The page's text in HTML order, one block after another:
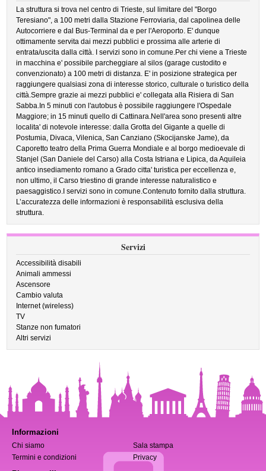
La struttura si trova nel centro di Trieste, sul limitare del "Borgo
Teresiano", a 100 metri dalla Stazione Ferroviaria, dal capolinea delle
Autocorriere e dal Bus-Terminal da e per l'Aeroporto. E' dunque
ottimamente servita dai mezzi pubblici e prossima alle arterie di
entrata/uscita dalla città. I servizi sono in comune.Per chi viene a Trieste
in macchina e' possibile parcheggiare al silos (garage custodito e
convenzionato) a 100 metri di distanza. E' in posizione strategica per
raggiungere qualsiasi zona di interesse storico, culturale o turistico della
città.Sempre grazie ai mezzi pubblici e' collegata alla Risiera di San
Sabba.In 5 minuti con l'autobus è possibile raggiungere l'Ospedale
Maggiore; in 15 minuti quello di Cattinara.Nell'area sono presenti altre
localita' di notevole interesse: dalla Grotta del Gigante a quelle di
Postumia, Divaca, Vilenica, San Canziano (Skocijanske Jame), da
Caporetto teatro della Prima Guerra Mondiale e al borgo medioevale di
Stanjel (San Daniele del Carso) alla Costa Istriana e Lipica, da Aquileia
antico insediamento romano a Grado citta' turistica per eccellenza e,
non ultimo, il Carso triestino di grande interesse naturalistico e
paesaggistico.I servizi sono in comune.Contenuto fornito dalla struttura.
L’accuratezza delle informazioni è responsabilità esclusiva della
struttura.
Servizi
Accessibilità disabili
Animali ammessi
Ascensore
Cambio valuta
Internet (wireless)
TV
Stanze non fumatori
Altri servizi
Informazioni
Chi siamo
Sala stampa
Termini e condizioni
Privacy